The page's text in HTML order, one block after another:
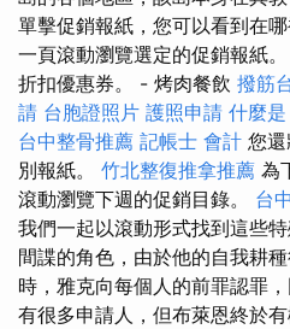
單擊促銷報紙，您可以看到在
一頁滾動瀏覽選定的促銷報紙
折扣優惠券。 - 烤肉餐飲 撥筋
請 台胞證照片 護照申請 什麼是
台中整骨推薦 記帳士 會計 您
別報紙。 竹北整復推拿推薦 為
滾動瀏覽下週的促銷目錄。 台
我們一起以滾動形式找到這些
間諜的角色，由於他的自我耕
時，雅克向每個人的前罪認罪
有很多申請人，但布萊恩終於